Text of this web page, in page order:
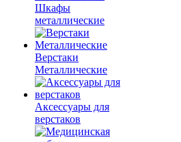
Шкафы
металлические
Верстаки
Металлические
Аксессуары для
верстаков